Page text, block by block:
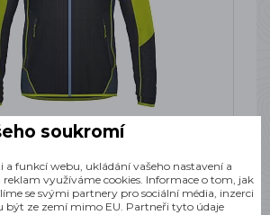
IDEA PULL VIPER MAN
LIKEN/BLACK
SKLADEM
2 986 Kč
soukromí
a funkcí webu, ukládání vašeho nastavení a
reklam využíváme cookies. Informace o tom, jak
se svými partnery pro sociální média, inzerci
být ze zemí mimo EU. Partneři tyto údaje